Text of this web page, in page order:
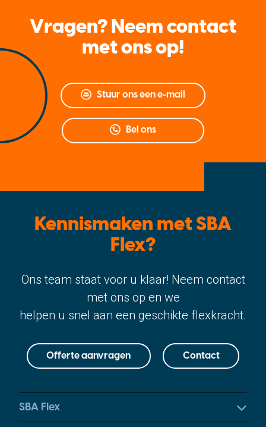
Vragen? Neem contact
met ons op!
Stuur ons een e-mail
Bel ons
Kennismaken met SBA
Flex?
Ons team staat voor u klaar! Neem contact
met ons op en we
helpen u snel aan een geschikte flexkracht.
Offerte aanvragen Contact
SBA Flex